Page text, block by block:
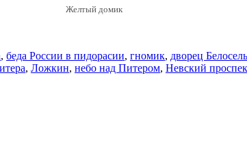
Желтый домик
, беда России в пидорасии, гномик, дворец
, Ложкин, небо над Питером, Невский